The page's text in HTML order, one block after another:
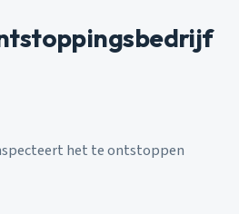
het te ontstoppen